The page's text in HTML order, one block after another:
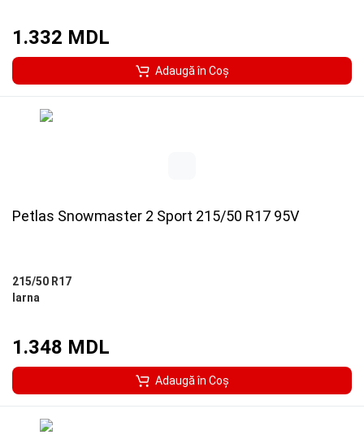
1.332 MDL
Adaugă în Coş
Petlas Snowmaster 2 Sport 215/50 R17 95V
215/50 R17
Iarna
1.348 MDL
Adaugă în Coş